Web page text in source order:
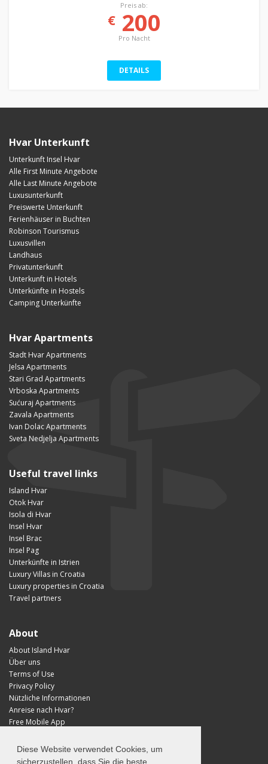
Diese Website verwendet Cookies, um
sicherzustellen, dass Sie die beste
Preis ab:
€200
Pro Nacht
DETAILS
Hvar Unterkunft
Unterkunft Insel Hvar
Alle First Minute Angebote
Alle Last Minute Angebote
Luxusunterkunft
Preiswerte Unterkunft
Ferienhäuser in Buchten
Robinson Tourismus
Luxusvillen
Landhaus
Privatunterkunft
Unterkunft in Hotels
Unterkünfte in Hostels
Camping Unterkünfte
Hvar Apartments
Stadt Hvar Apartments
Jelsa Apartments
Stari Grad Apartments
Vrboska Apartments
Sućuraj Apartments
Zavala Apartments
Ivan Dolac Apartments
Sveta Nedjelja Apartments
Useful travel links
Island Hvar
Otok Hvar
Isola di Hvar
Insel Hvar
Insel Brac
Insel Pag
Unterkünfte in Istrien
Luxury Villas in Croatia
Luxury properties in Croatia
Travel partners
About
About Island Hvar
Über uns
Terms of Use
Privacy Policy
Nützliche Informationen
Anreise nach Hvar?
Free Mobile App